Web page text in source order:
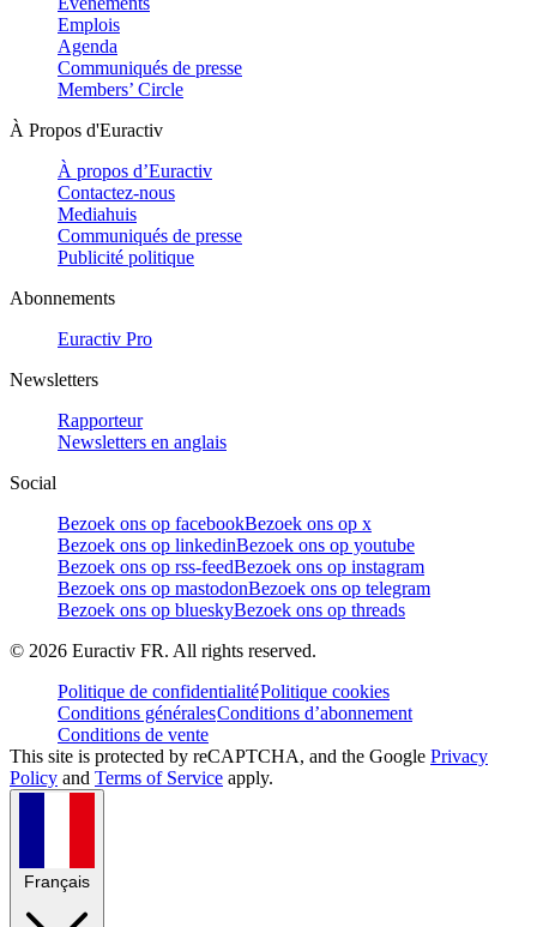
Emplois
Agenda
Communiqués de presse
Members’ Circle
À Propos d'Euractiv
À propos d’Euractiv
Contactez-nous
Mediahuis
Communiqués de presse
Publicité politique
Abonnements
Euractiv Pro
Newsletters
Rapporteur
Newsletters en anglais
Social
Bezoek ons op facebookBezoek ons op x
Bezoek ons op linkedinBezoek ons op youtube
Bezoek ons op rss-feedBezoek ons op instagram
Bezoek ons op mastodonBezoek ons op telegram
Bezoek ons op blueskyBezoek ons op threads
© 2026 Euractiv FR. All rights reserved.
Politique de confidentialitéPolitique cookies
Conditions généralesConditions d’abonnement
Conditions de vente
This site is protected by reCAPTCHA, and the Google Privacy
Policy and Terms of Service apply.
Français